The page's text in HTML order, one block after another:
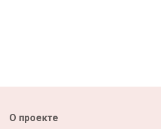
О проекте